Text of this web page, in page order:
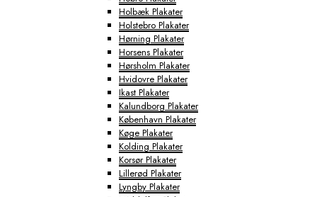
Holbæk Plakater
Holstebro Plakater
Hørning Plakater
Horsens Plakater
Hørsholm Plakater
Hvidovre Plakater
Ikast Plakater
Kalundborg Plakater
København Plakater
Køge Plakater
Kolding Plakater
Korsør Plakater
Lillerød Plakater
Lyngby Plakater